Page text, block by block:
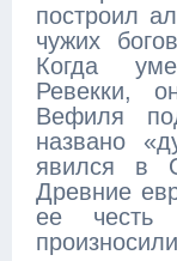
построил
чужих
Когда
Ревекки,
Вефиля
названо
явился в
Древние
ее честь